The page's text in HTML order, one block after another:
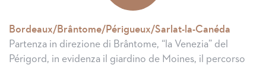
Bordeaux/Brântome/Périgueux/Sarlat-la-Canéda
Partenza in direzione di Brântome, “la Venezia” del
Périgord, in evidenza il giardino de Moines, il percorso